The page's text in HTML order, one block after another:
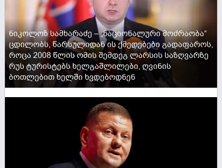
ნიკოლოზ სამხარაძე – „ნაციონალური მოძრაობა“
ცდილობს, წარსულიდან ის ქმედებები გადაფაროს,
როცა 2008 წლის ომის შემდეგ ლარსის საზღვარზე
რუს ტურისტებს ხელგაშლილები, ღვინის
ბოთლებით ხელში ხვდებოდნენ